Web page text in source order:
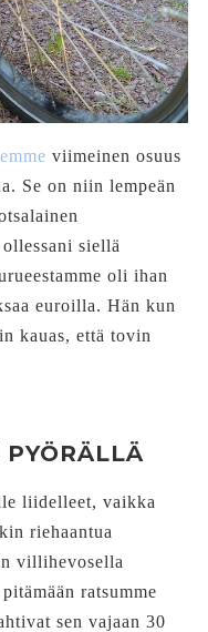
viimeinen osuus
Se on niin lempeän
siellä
oli ihan
euroilla. Hän kun
kauas, että tovin
liidelleet, vaikka
riehaantua
villihevosella
ratsumme
sen vajaan 30